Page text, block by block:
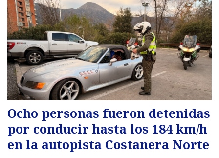
Ocho personas fueron detenidas
por conducir hasta los 184 km/h
en la autopista Costanera Norte